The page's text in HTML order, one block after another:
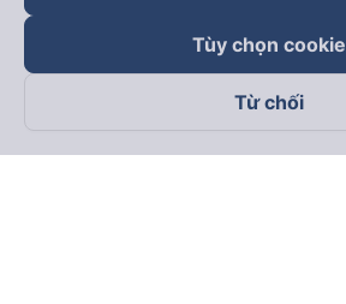
Theo dõi chúng tôi trên
Tùy chọn cookie
Từ chối